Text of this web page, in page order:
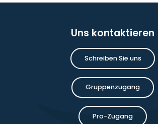
Uns kontaktieren
Schreiben Sie uns
Gruppenzugang
Pro-Zugang